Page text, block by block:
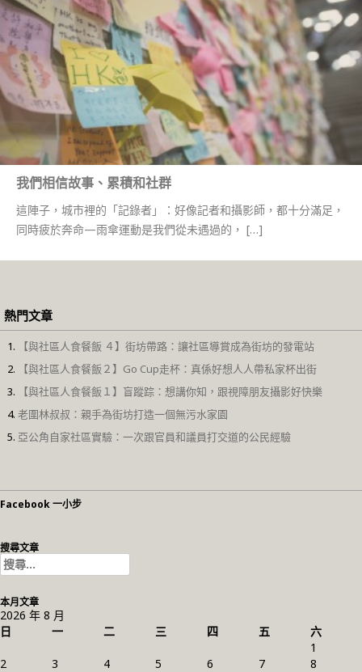
我們相信故事、累積和社群
這陣子，城市裡的「記錄者」：好像記者和攝影師，都十分滿足，
同時疲於奔命—雨傘運動是我們從未遇過的， […]
熱門文章
【與社區人食餐飯 ４】街坊帶路：讓社區導賞成為街坊的發電站
【與社區人食餐飯２】Go Cup走杯：真係好想人人帶私家杯出街
【與社區人食餐飯１】盲蹤踪：想講你知，跟視障朋友攝影好快樂
老圍林叔叔：親手為街坊打造一個無污水家園
亞公角自家社區實驗：一次跟官員和議員打交道的公民經驗
Facebook 一小步
搜尋文章
搜
尋
關
鍵
字:
本月文章
2026 年 8 月
日
一 二 三 四 五
六
1
2
3 4 5 6 7 8